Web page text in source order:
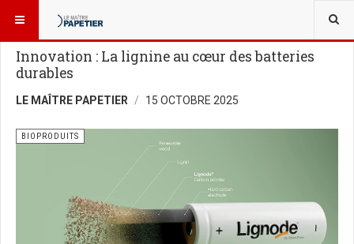
VOUS ÊTES ICI :
Innovation : La lignine au cœur des batteries
durables
LE MAÎTRE PAPETIER 15 OCTOBRE 2025
BIOPRODUITS